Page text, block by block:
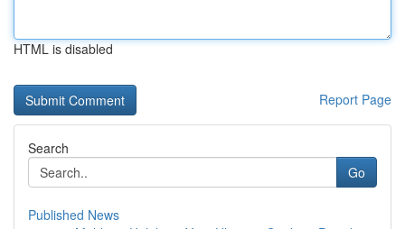
HTML is disabled
Report Page
Search
Go
Published News